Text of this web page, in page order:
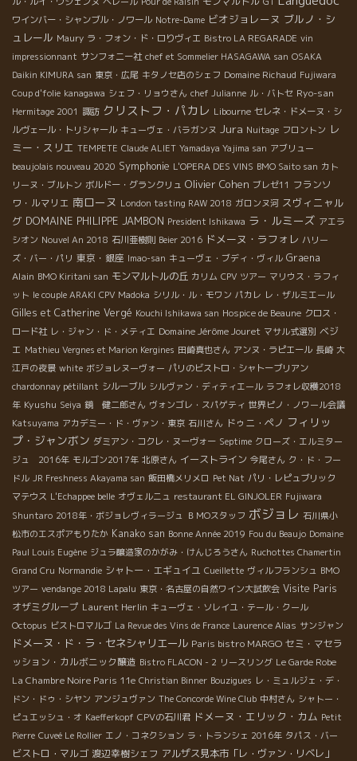
ワインバー・シャンブル・ノワール Notre-Dame ビオジョレーヌ ブルノ・シ
ュレール Maury ラ・フォン・ド・ロりヴィエ Bistro LA REGARADE vin
impressionnant サンフォニー社 chef et Sommelier HASAGAWA san OSAKA
Daikin KIMURA san 東京・広尾 キタノセ店のシェフ Domaine Richaud Fujiwara
Coup d'folie kanagawa シェフ・リョウさん chef Julianne ル・バトセ Ryo-san
Hermitage 2001 諏訪 クリストフ・パカレ Libourne セレネ・ドメーヌ・シ
ルヴェール・トリシャール キューヴェ・バラガンヌ Jura Nuitage フロントン レ
ミー・スリエ TEMPETE Claude ALIET Yamadaya Yajima san アブリュー
beaujolais nouveau 2020 Symphonie L'OPERA DES VINS BMO Saito san カト
リーヌ・ブルトン ボルドー・グランクリュ Olivier Cohen ブレゼ11 フランソ
ワ・ルマリエ 南ローヌ London tasting RAW 2018 ガロンヌ河 スヴィニャル
グ DOMAINE PHILIPPE JAMBON President Ishikawa ラ・ルミーズ アエラ
シオン Nouvel An 2018 石川亜樹則 Beier 2016 ドメーヌ・ラフォレ ハリー
ズ・バー・パリ 東京・銀座 Imao-san キューヴェ・ブディ・ヴィル Graena
Alain BMO Kiritani san モンマルトルの丘 カリム CPV ツアー マリウス・ラフィ
ット le couple ARAKI CPV Madoka シリル・ル・モワン パカレ レ・ザルミエール
Gilles et Catherine Vergé Kouchi Ishikawa san Hospice de Beaune クロス・
ロード社 レ・ジャン・ド・メティエ Domaine Jérôme Jouret マサル式選別 ベジ
エ Mathieu Vergnes et Marion Kergines 田崎真也さん アンヌ・ラピエール 長崎 大
江戸の夜景 white ボジョレヌーヴォー パリのビストロ・シャトーブリアン
chardonnay pétillant シルーブル シルヴァン・ディティエール ラフォレ収穫2018
年 Kyushu Seiya 鏡 健二郎さん ヴォンゴレ・スパゲティ 世界ピノ・ノワール会議
Katsuyama アカデミー・ド・ヴァン・東京 石川さん ドゥニ・ペノ フィリッ
プ・ジャンボン ダミアン・コクレ・ヌーヴォー Septime クローズ・エルミター
ジュ 2016年 モルゴン2017年 北原さん イーストライン 今尾さん ク・ド・フー
ドル JR Freshness Akayama san 飯田橋メリメロ Pet Nat パリ・レピュブリック
マテウス L'Echappee belle オヴェルニュ restaurant EL GINJOLER Fujiwara
Shuntaro 2018年・ボジョレヴィラージュ ＢＭОスタッフ ボジョレ 石川県小
松市のエスポアもりたか Kanako san Bonne Année 2019 Fou du Beaujo Domaine
Paul Louis Eugène ジュラ醸造家のかがみ・けんじろうさん Ruchottes Chamertin
Grand Cru Normandie シャトー・エギュイユ Cueillette ヴィルフランシュ BMO
ツアー vendange 2018 Lapalu 東京・名古屋の自然ワイン大試飲会 Visite Paris
オザミグループ Laurent Herlin キューヴェ・ソレイユ・テール・クール
Octopus ビストロマルゴ La Revue des Vins de France Laurence Alias サンジャン
ドメーヌ・ド・ラ・セネシャリエール Paris bistro MARGO セミ・マセラ
ッション・カルボニック醸造 Bistro FLACON - 2 リースリング Le Garde Robe
La Chambre Noire Paris 11e Christian Binner Bouzigues レ・ミュルジェ・デ・
ドン・ドゥ・シヤン アンジュヴァン The Concorde Wine Club 中村さん シャトー・
ピュエッシュ・オ Kaefferkopf CPVの石川君 ドメーヌ・エリック・カム Petit
Pierre Cuveé Le Rollier エノ・コネクション ラ・トランシェ 2016年 タパス・バー
ビストロ・マルゴ 渡辺幸樹シェフ アルザス見本市「レ・ヴァン・リベレ」